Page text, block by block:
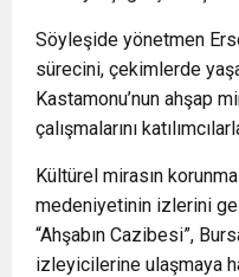
Söyleşide yönetmen
sürecini, çekimlerde
Kastamonu’nun ahşap
çalışmalarını
Kültürel mirasın
medeniyetinin izlerini
“Ahşabın Cazibesi”,
izleyicilerine ulaşmaya